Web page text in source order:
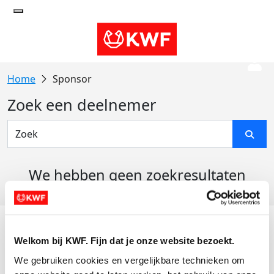
Welkom bij KWF. Fijn dat je onze website bezoekt.
We gebruiken cookies en vergelijkbare technieken om
Sponsor
Zoek een deelnemer
We hebben geen zoekresultaten
Actiematerialen
Evenementen